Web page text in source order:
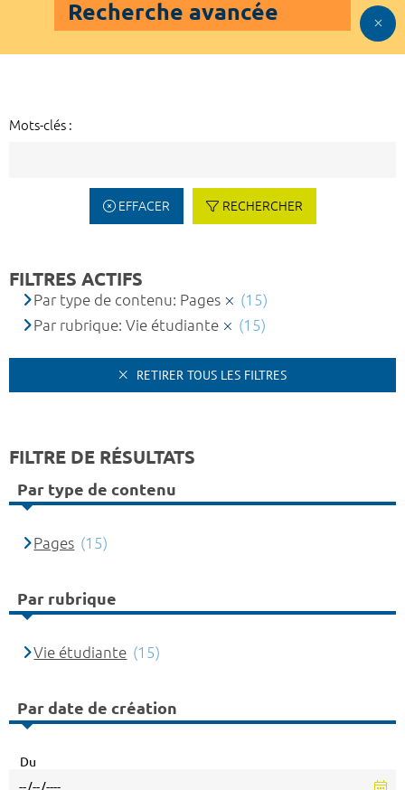
Recherche avancée
Mots-clés :
EFFACER RECHERCHER
FILTRES ACTIFS
Par type de contenu: Pages
(15)
Par rubrique: Vie étudiante
(15)
RETIRER TOUS LES FILTRES
FILTRE DE RÉSULTATS
Par type de contenu
Pages (15)
Par rubrique
Vie étudiante (15)
Par date de création
Du